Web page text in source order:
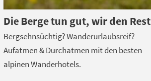
Die Berge tun gut, wir den Rest
Bergsehnsüchtig? Wanderurlaubsreif?
Aufatmen & Durchatmen mit den besten
alpinen Wanderhotels.